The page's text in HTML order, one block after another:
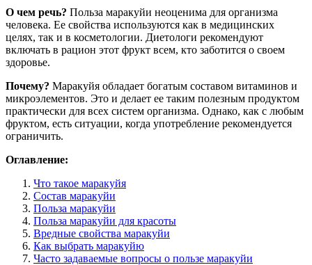
О чем речь? Польза маракуйи неоценима для организма
человека. Ее свойства используются как в медицинских
целях, так и в косметологии. Диетологи рекомендуют
включать в рацион этот фрукт всем, кто заботится о своем
здоровье.
Почему? Маракуйя обладает богатым составом витаминов и
микроэлементов. Это и делает ее таким полезным продуктом
практически для всех систем организма. Однако, как с любым
фруктом, есть ситуации, когда употребление рекомендуется
ограничить.
Оглавление:
Что такое маракуйя
Состав маракуйи
Польза маракуйи
Польза маракуйи для красоты
Вредные свойства маракуйи
Как выбрать маракуйю
Часто задаваемые вопросы о пользе маракуйи